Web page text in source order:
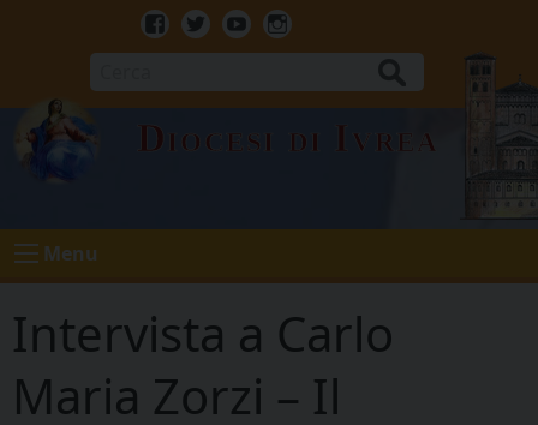
Facebook
TwitterYoutubeInstagram
Diocesi di Ivrea
Menu
Intervista a Carlo
Maria Zorzi – Il